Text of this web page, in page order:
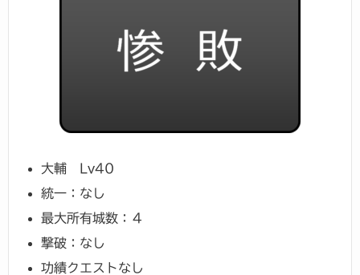
大輔 Lv40
統一：なし
最大所有城数：４
撃破：なし
功績クエストなし